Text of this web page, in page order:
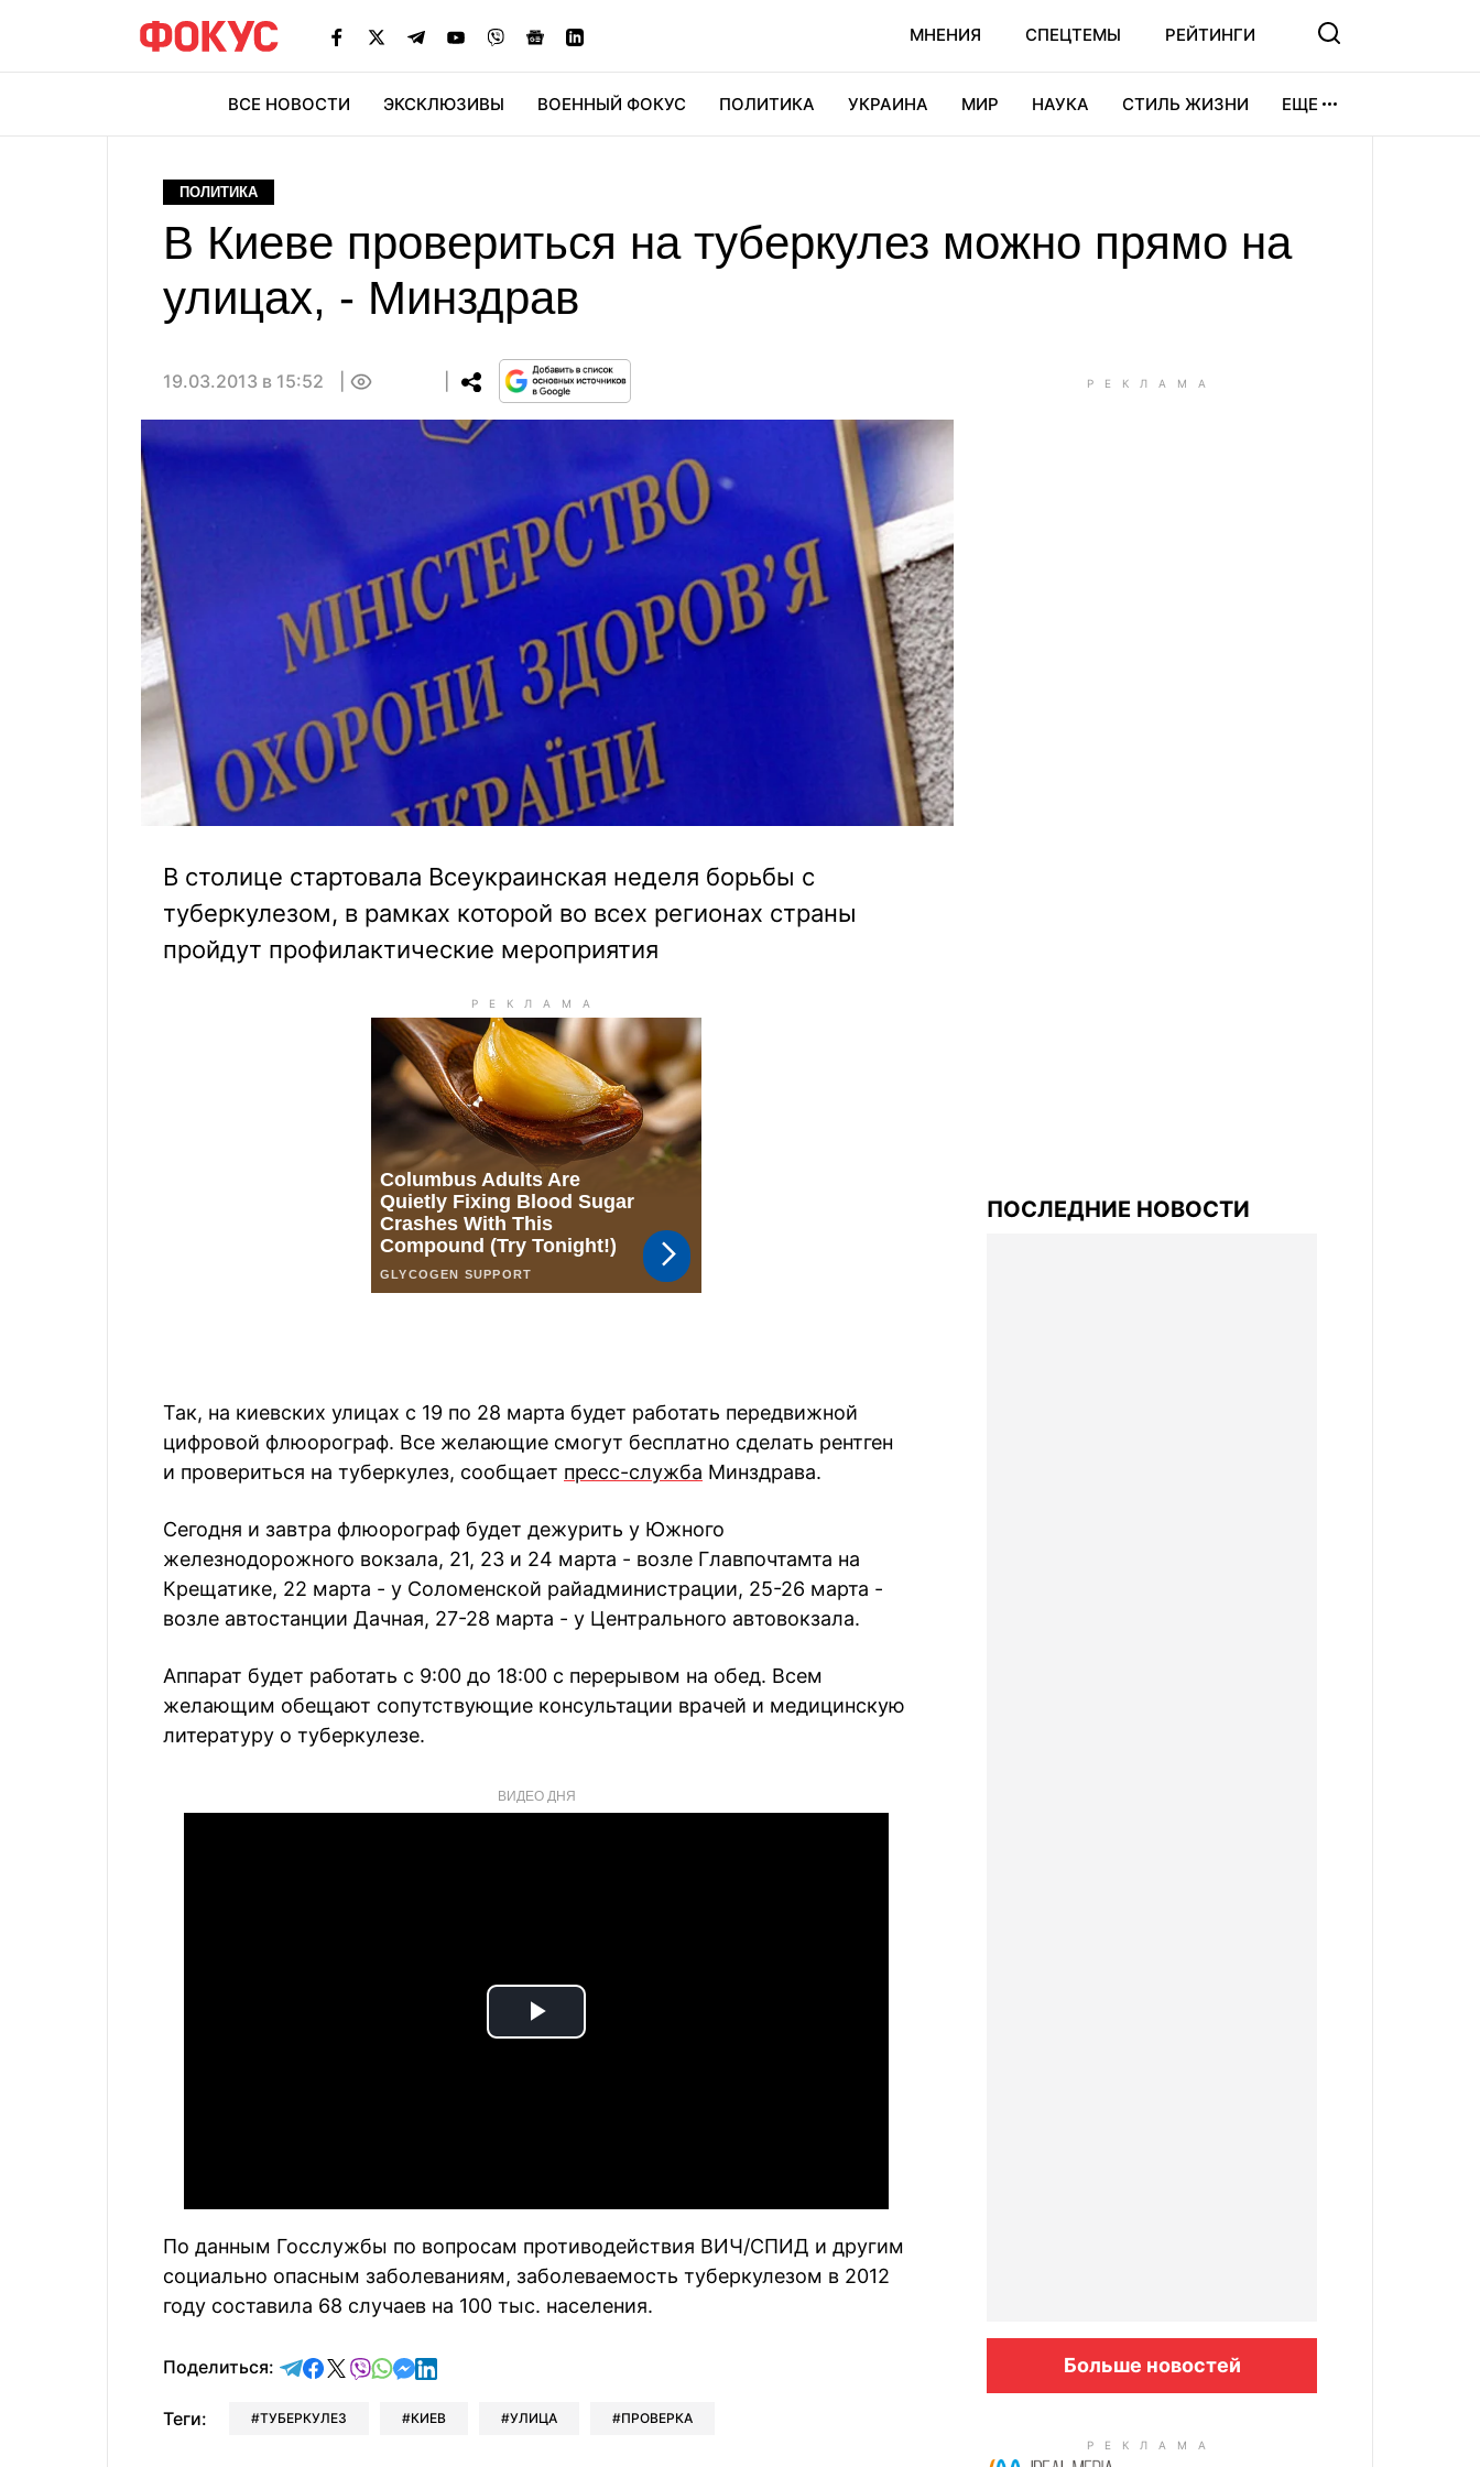
МНЕНИЯ СПЕЦТЕМЫ РЕЙТИНГИ
ВСЕ НОВОСТИ ЭКСКЛЮЗИВЫ ВОЕННЫЙ ФОКУС ПОЛИТИКА УКРАИНА МИР НАУКА СТИЛЬ ЖИЗНИ ЕЩЕ
ПОЛИТИКА
В Киеве провериться на туберкулез можно прямо на
улицах, - Минздрав
19.03.2013 в 15:52
В столице стартовала Всеукраинская неделя борьбы с
туберкулезом, в рамках которой во всех регионах страны
пройдут профилактические мероприятия
Так, на киевских улицах с 19 по 28 марта будет работать передвижной
цифровой флюорограф. Все желающие смогут бесплатно сделать рентген
и провериться на туберкулез, сообщает пресс-служба Минздрава.
Сегодня и завтра флюорограф будет дежурить у Южного
железнодорожного вокзала, 21, 23 и 24 марта - возле Главпочтамта на
Крещатике, 22 марта - у Соломенской райадминистрации, 25-26 марта -
возле автостанции Дачная, 27-28 марта - у Центрального автовокзала.
Аппарат будет работать с 9:00 до 18:00 с перерывом на обед. Всем
желающим обещают сопутствующие консультации врачей и медицинскую
литературу о туберкулезе.
ВИДЕО ДНЯ
Play
По данным Госслужбы по вопросам противодействия ВИЧ/СПИД и другим
социально опасным заболеваниям, заболеваемость туберкулезом в 2012
году составила 68 случаев на 100 тыс. населения.
Поделиться: отправить в Telegram
поделиться в Facebook
поделиться в X
отправить в Viber
отправить в Whatsapp
отправить в Messenger
отправить в LinkedIn
Теги: ТУБЕРКУЛЕЗ КИЕВ УЛИЦА ПРОВЕРКА
ПОСЛЕДНИЕ НОВОСТИ
Больше новостей